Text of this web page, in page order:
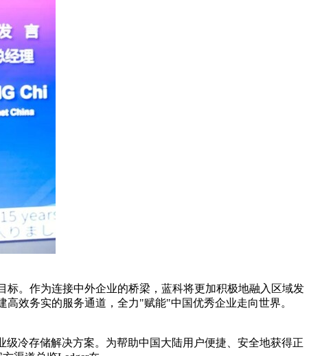
。作为连接中外企业的桥梁，蓝科将更加积极地融入区域发
效务实的服务通道，全力"赋能"中国优秀企业走向世界。
冷存储解决方案。为帮助中国大陆用户便捷、安全地获得正